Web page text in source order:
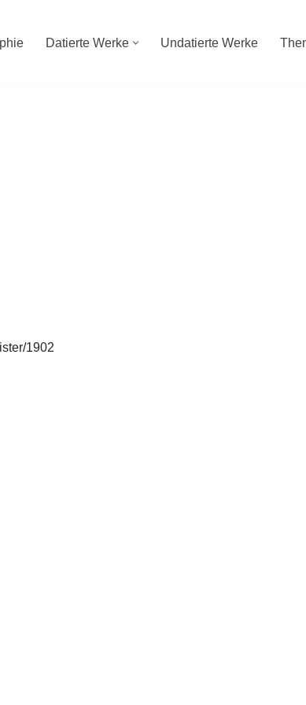
Datierte Werke Undatierte Werke
1902